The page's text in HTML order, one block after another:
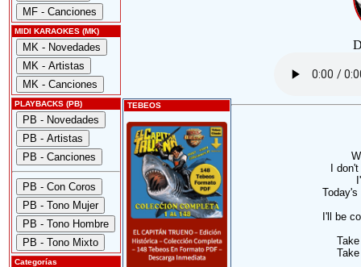
MIDI KARAOKES (MK)
PLAYBACKS (PB)
Categorías
TEBEOS
I
I'll be